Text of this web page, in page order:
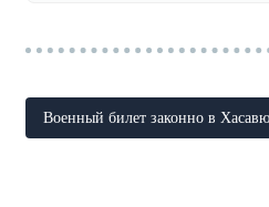
Военный билет законно в